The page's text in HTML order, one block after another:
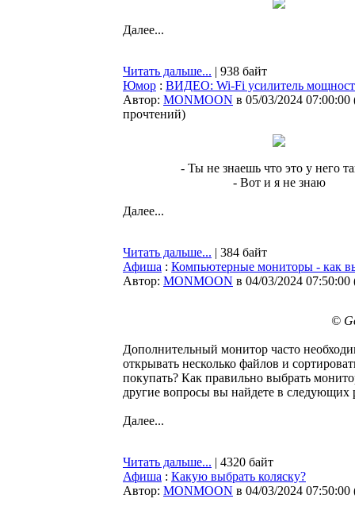
Далее...
Читать дальше... | 938 байт
Юмор : ВИДЕО: Wi-Fi усилитель
Автор: MONMOON в 05/03/2024 07:00:00
прочтений)
- Ты не знаешь что это у него
- Вот и я не знаю
Далее...
Читать дальше... | 384 байт
Афиша : Компьютерные мониторы - как
Автор: MONMOON в 04/03/2024 07:50:00
©
Дополнительный монитор часто
открывать несколько файлов и
покупать? Как правильно выбрать
другие вопросы вы найдете в следующих
Далее...
Читать дальше... | 4320 байт
Афиша : Какую выбрать коляску?
Автор: MONMOON в 04/03/2024 07:50:00